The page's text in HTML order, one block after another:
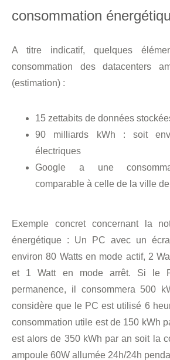
consommation
A titre indicatif, quelques
consommation des datacenters
(estimation) :
15 zettabits de données
90 milliards kWh : soit
électriques
Google a une
comparable à celle de la ville
Exemple concret concernant la
énergétique : Un PC avec un
environ 80 Watts en mode actif, 2
et 1 Watt en mode arrêt. Si le
permanence, il consommera 500
considère que le PC est utilisé 6
consommation utile est de 150 kWh
est alors de 350 kWh par an soit la
ampoule 60W allumée 24h/24h